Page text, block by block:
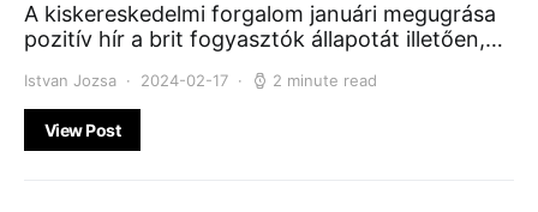
A kiskereskedelmi forgalom januári megugrása
pozitív hír a brit fogyasztók állapotát illetően,…
Istvan Jozsa 2024-02-17 2 minute read
View Post